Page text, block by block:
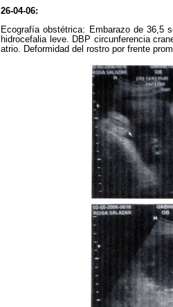
26-04-06:
Ecografía obstétrica: Embarazo de 36,5
hidrocefalia leve. DBP circunferencia
atrio. Deformidad del rostro por frente